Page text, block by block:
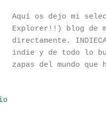
Aquí os dejo mi
Explorer!!) blog de
directamente.
indie y de todo lo
zapas del mundo
gafotas gates, un